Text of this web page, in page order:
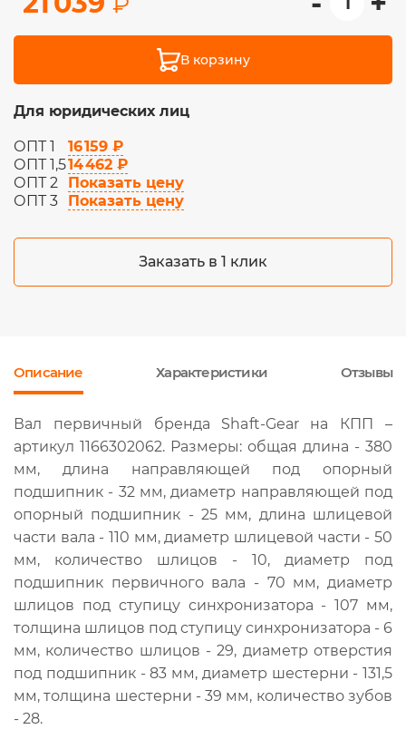
В корзину
Для юридических лиц
ОПТ 1
16 159 ₽
ОПТ 1,514 462 ₽
ОПТ 2
Показать цену
ОПТ 3
Показать цену
Заказать в 1 клик
Описание Характеристики Отзывы
Вал первичный бренда Shaft-Gear на КПП –
артикул 1166302062. Размеры: общая длина - 380
мм, длина направляющей под опорный
подшипник - 32 мм, диаметр направляющей под
опорный подшипник - 25 мм, длина шлицевой
части вала - 110 мм, диаметр шлицевой части - 50
мм, количество шлицов - 10, диаметр под
подшипник первичного вала - 70 мм, диаметр
шлицов под ступицу синхронизатора - 107 мм,
толщина шлицов под ступицу синхронизатора - 6
мм, количество шлицов - 29, диаметр отверстия
под подшипник - 83 мм, диаметр шестерни - 131,5
мм, толщина шестерни - 39 мм, количество зубов
- 28.